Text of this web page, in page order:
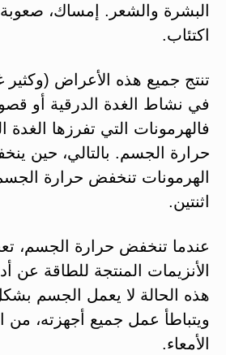
البشرة والشعر. إمساك، صعوبة
اكتئاب.
تنتج جميع هذه الأعراض
في نشاط الغدة الدرقية أو
فالهرمونات التي تفرزها الغدة
حرارة الجسم. بالتالي، حين
الهرمونات تنخفض حرارة
اثنتين.
عندما تنخفض حرارة الجسم،
الأنزيمات المنتجة للطاقة عن
هذه الحالة لا يعمل الجسم
ويتباطأ عمل جميع أجهزته، من
الأمعاء.